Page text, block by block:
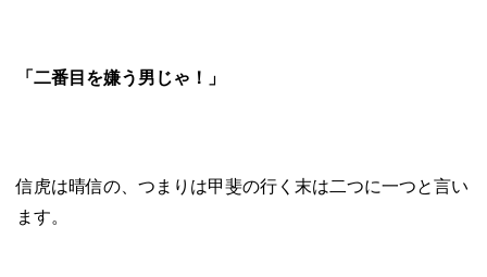
「二番目を嫌う男じゃ！」
信虎は晴信の、つまりは甲斐の行く末は二つに一つと言い
ます。